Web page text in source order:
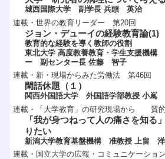
城西国際大学 副学長 兵頭 英治
連載・世界の教育リーダー 第20回
ジョン・デューイの経験教育論
教育的な経験を導く教師の役割
東北大学 高度教養教育・学生支援機構
ー 副センター長 佐藤 智子
連載・新・現場からみた労働法 第46回
閑話休題（１）
関西外国語大学 外国語学部教授 小嶌
連載・「大学教育」の研究現場から 質
「我が身つねって人の痛さを知る
りたい
新潟大学教育基盤機構 准教授 上畠
連載・国立大学の広報・コミュニケーショ